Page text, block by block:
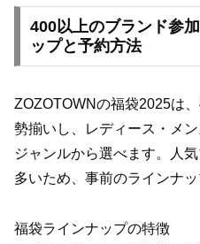
400以上のブランド参
ップと予約方法
ZOZOTOWNの福袋2025は
勢揃いし、レディース・メ
ジャンルから選べます。人
多いため、事前のラインナ
福袋ラインナップの特徴